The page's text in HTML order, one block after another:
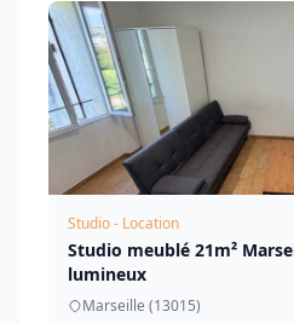
Studio - Location
Studio meublé 21m²
lumineux
Marseille (13015)